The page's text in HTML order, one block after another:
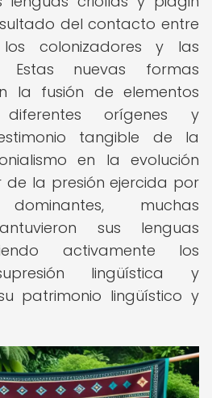
del contacto entre
colonizadores y las
Estas nuevas formas
la fusión de elementos
orígenes y
tangible de la
en la evolución
de la presión ejercida por
muchas
sus lenguas
activamente los
lingüística y
patrimonio lingüístico y